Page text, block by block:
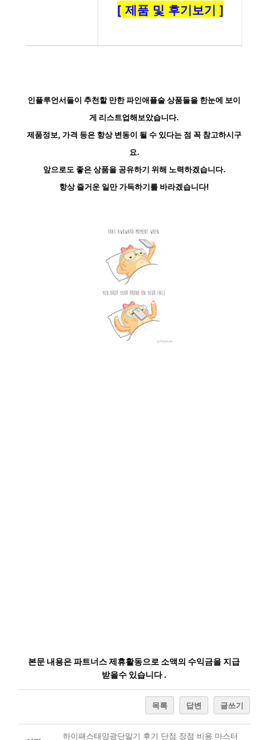
[ 제품 및 후기보기 ]
인플루언서들이 추천할 만한 파인애플술 상품들을 한눈에 보이
게 리스트업해보았습니다.
제품정보, 가격 등은 항상 변동이 될 수 있다는 점 꼭 참고하시구
요.
앞으로도 좋은 상품을 공유하기 위해 노력하겠습니다.
항상 즐거운 일만 가득하기를 바라겠습니다!
본문 내용은 파트너스 제휴활동으로 소액의 수익금을 지급
받을수 있습니다 .
목록 답변 글쓰기
하이패스태양광단말기 후기 단점 장점 비용 마스터